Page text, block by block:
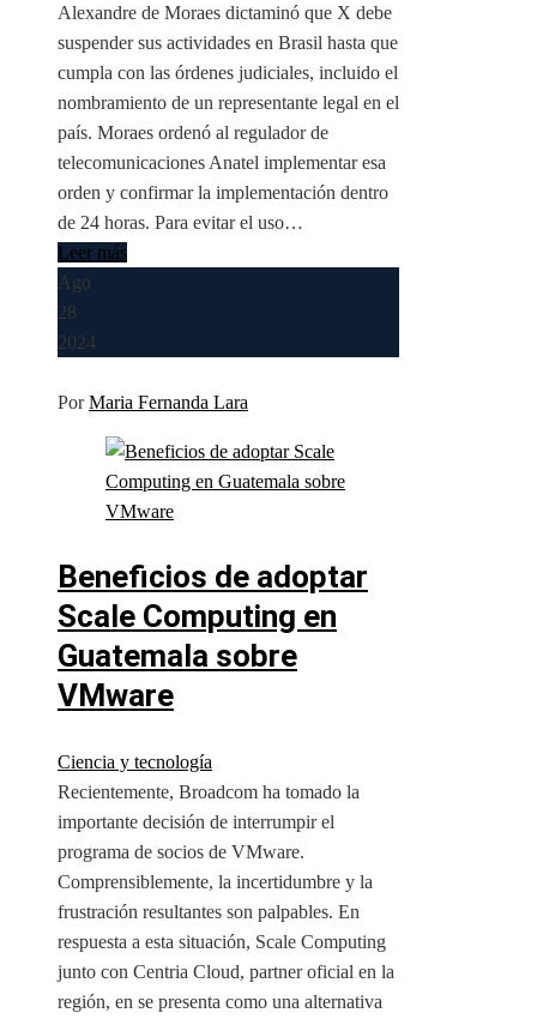
Alexandre de Moraes dictaminó que X debe
suspender sus actividades en Brasil hasta que
cumpla con las órdenes judiciales, incluido el
nombramiento de un representante legal en el
país. Moraes ordenó al regulador de
telecomunicaciones Anatel implementar esa
orden y confirmar la implementación dentro
de 24 horas. Para evitar el uso…
Leer más
Ago
28
2024
PorMaria Fernanda Lara
Beneficios de adoptar
Scale Computing en
Guatemala sobre
VMware
Ciencia y tecnología
Recientemente, Broadcom ha tomado la
importante decisión de interrumpir el
programa de socios de VMware.
Comprensiblemente, la incertidumbre y la
frustración resultantes son palpables. En
respuesta a esta situación, Scale Computing
junto con Centria Cloud, partner oficial en la
región, en se presenta como una alternativa